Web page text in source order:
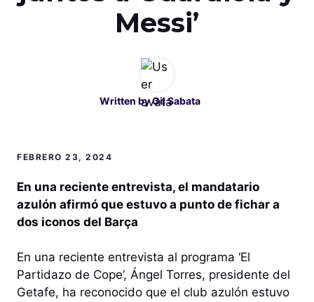
Messi’
Written byGil Sabata
FEBRERO 23, 2024
En una reciente entrevista, el mandatario
azulón afirmó que estuvo a punto de fichar a
dos iconos del Barça
En una reciente entrevista al programa ‘El
Partidazo de Cope’, Ángel Torres, presidente del
Getafe, ha reconocido que el club azulón estuvo